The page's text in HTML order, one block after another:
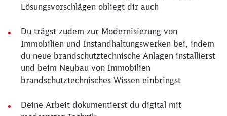
Lösungsvorschlägen obliegt dir auch
Du trägst zudem zur Modernisierung von
Immobilien und Instandhaltungswerken bei, indem
du neue brandschutztechnische Anlagen installierst
und beim Neubau von Immobilien
brandschutztechnisches Wissen einbringst
Deine Arbeit dokumentierst du digital mit